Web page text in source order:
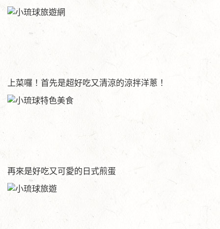
上菜囉！首先是超好吃又清涼的涼拌洋蔥！
再來是好吃又可愛的日式煎蛋